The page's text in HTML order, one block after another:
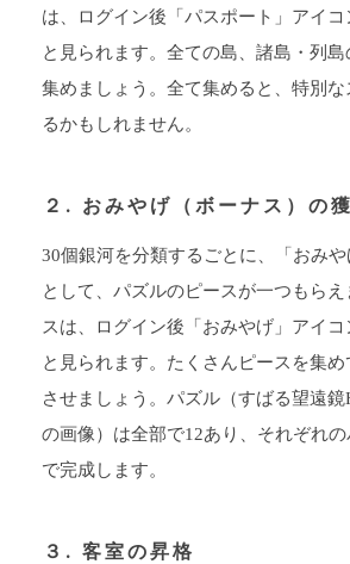
は、ログイン後「パスポート」アイ
と見られます。全ての島、諸島・列
集めましょう。全て集めると、特別な
るかもしれません。
２. おみやげ（ボーナス）の
30個銀河を分類するごとに、「おみや
として、パズルのピースが一つもら
スは、ログイン後「おみやげ」アイ
と見られます。たくさんピースを集
させましょう。パズル（すばる望遠
の画像）は全部で12あり、それぞれ
で完成します。
３. 客室の昇格